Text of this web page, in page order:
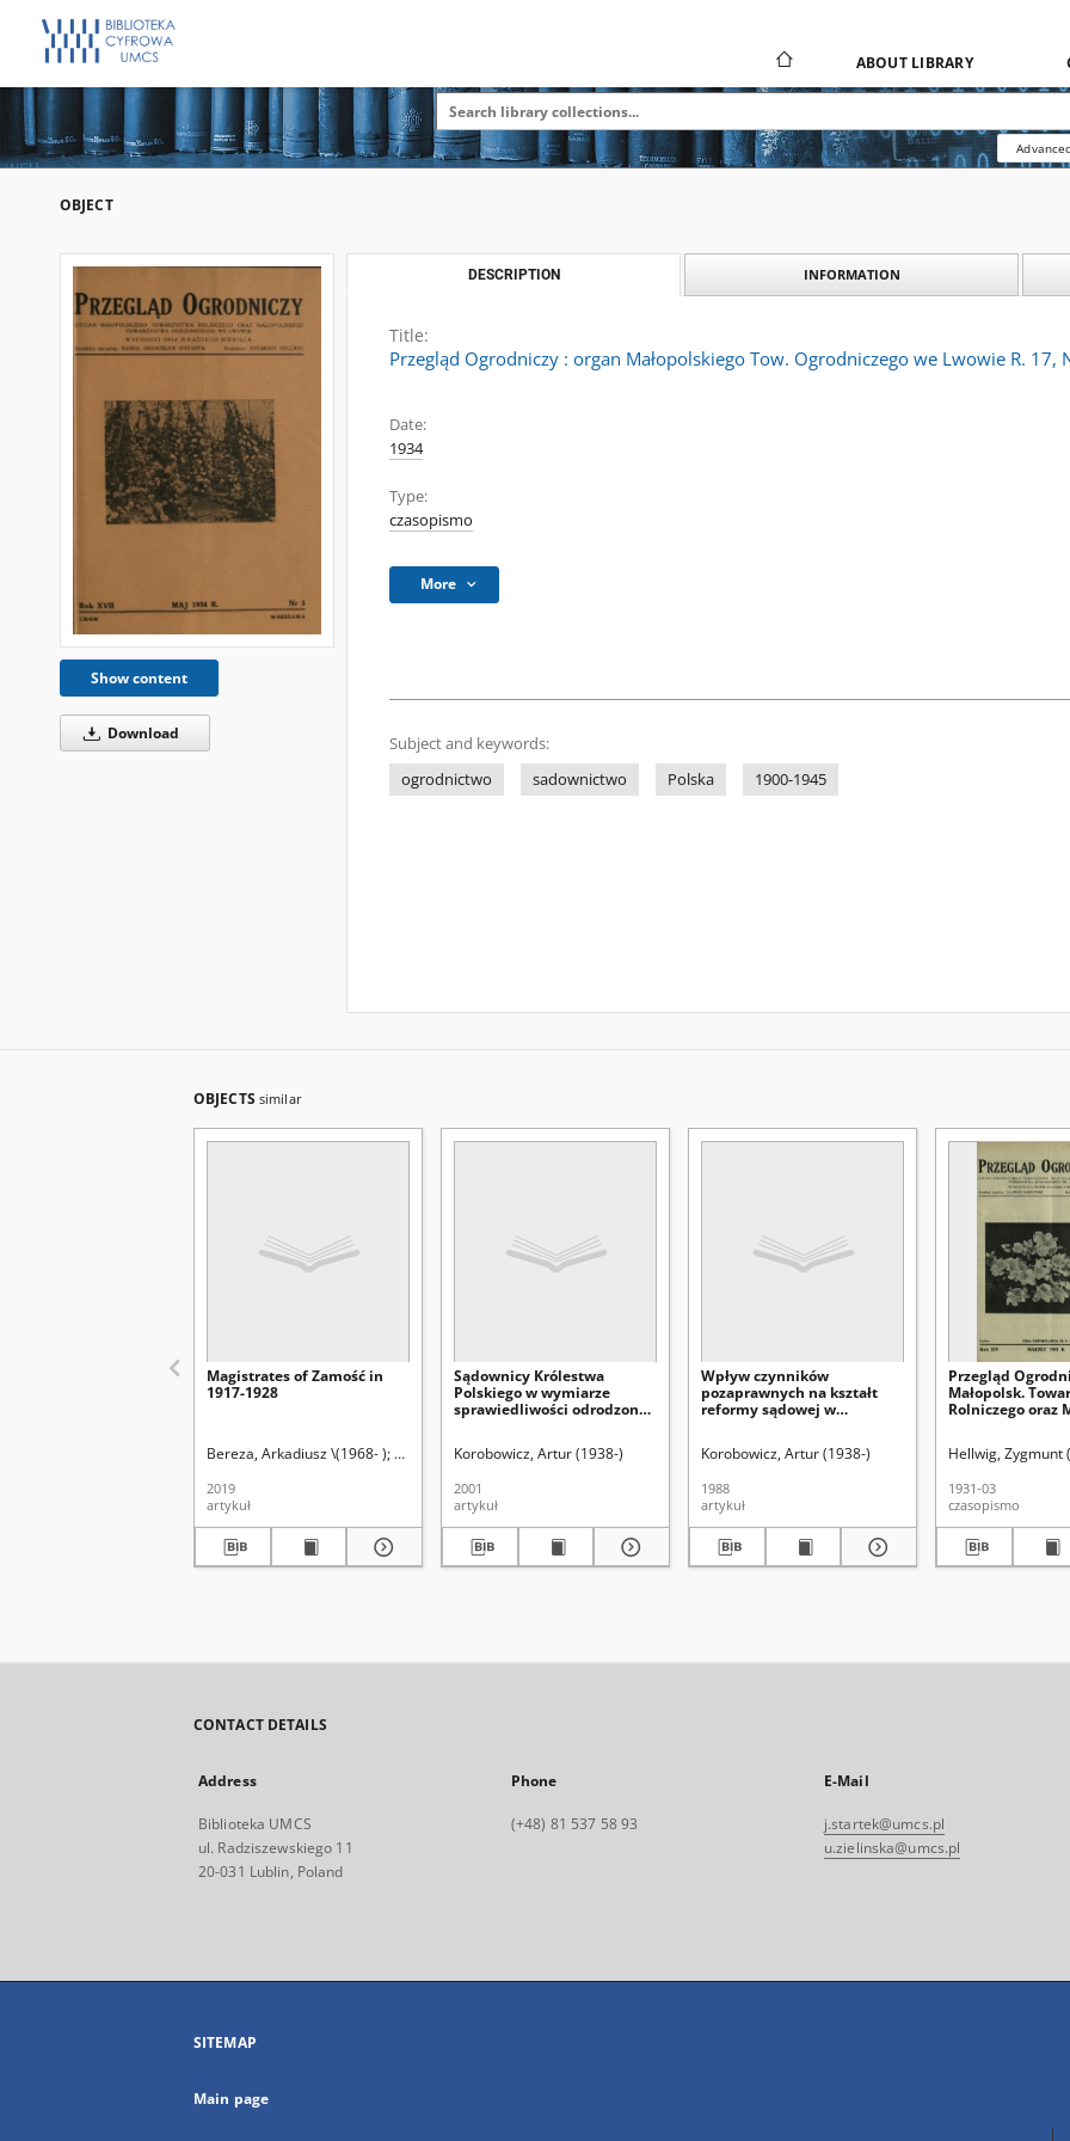
ABOUT LIBRARY
OBJECT
Show content
Download
DESCRIPTION INFORMATION
Title:
Przegląd Ogrodniczy : organ Małopolskiego Tow. Ogrodniczego we Lwowie R. 17,
Date:
1934
Type:
czasopismo
More
Subject and keywords:
ogrodnictwo
sadownictwo Polska 1900-1945
OBJECTS similar
Magistrates of Zamość in
1917-1928
Bereza, Arkadiusz \(1968- ) Latawiec, Krzysztof. Red. Uniwersytet Marii Curie-Skłodowskiej (Lublin). Instytut Historii
2019
artykuł
Sądownicy Królestwa
Polskiego w wymiarze
sprawiedliwości odrodzonej
Korobowicz, Artur (1938-)
2001
artykuł
Wpływ czynników
pozaprawnych na kształt
reformy sądowej w
Korobowicz, Artur (1938-)
1988
artykuł
Przegląd
Małopolsk.
Rolniczego oraz
(marzec 1931)
Hellwig, Zygmunt
1931-03
czasopismo
CONTACT DETAILS
Address
Biblioteka UMCS
ul. Radziszewskiego 11
20-031 Lublin, Poland
Phone
(+48) 81 537 58 93
E-Mail
j.startek@umcs.pl
u.zielinska@umcs.pl
SITEMAP
Main page